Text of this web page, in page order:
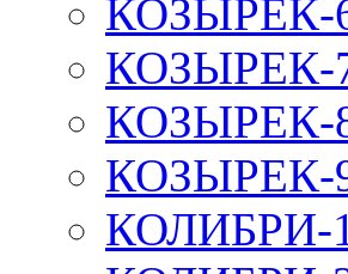
КОЗЫРЕК-
КОЗЫРЕК-
КОЗЫРЕК-
КОЗЫРЕК-
КОЛИБРИ-